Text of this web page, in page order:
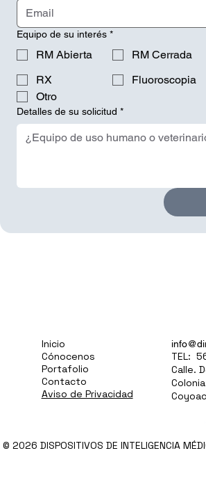
Equipo de su interés *
RM Abierta RM Cerrada
RX
Fluoroscopia
Otro
Detalles de su solicitud *
Inicio
Cónocenos
Portafolio
Contacto
Aviso de Privacidad
TEL:
Calle.
© 2026 DISPOSITIVOS DE INTELIGENCIA